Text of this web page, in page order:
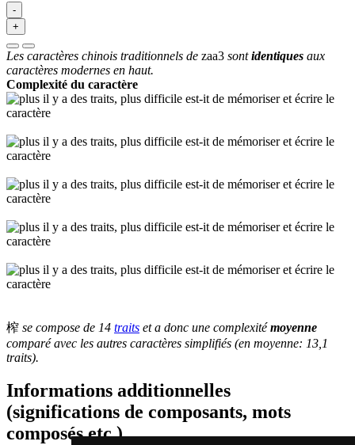
-
+
Les caractères chinois traditionnels de zaa3 sontidentiques aux
caractères modernes en haut.
Complexité du caractère
榨 se compose de 14 traits et a donc une complexitémoyenne
comparé avec les autres caractères simplifiés (en moyenne: 13,1
traits).
Informations additionnelles
(significations de composants, mots
composés etc.)